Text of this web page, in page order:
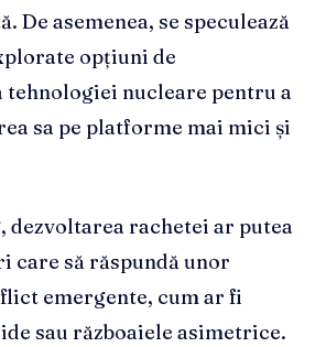
De asemenea, se speculează
opțiuni de
nucleare pentru a
sa pe platforme mai mici și
dezvoltarea rachetei ar putea
care să răspundă unor
emergente, cum ar fi
sau războaiele asimetrice.